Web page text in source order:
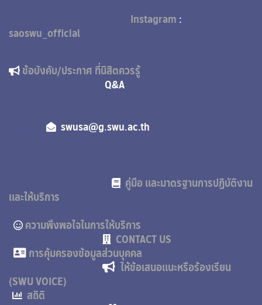
Instagram :
saoswu_official
ข้อบังคับ/ประกาศ ที่นิสิตควรรู้
Q&A
swusa@g.swu.ac.th
คู่มือ และมาตรฐานการปฏิบัติงาน
และให้บริการ
ความพึงพอใจในการให้บริการ
CONTACT US
การคุ้มครองข้อมูลส่วนบุคคล
ให้ข้อเสนอแนะหรือร้องเรียน
(SWU VOICE)
สถิติ